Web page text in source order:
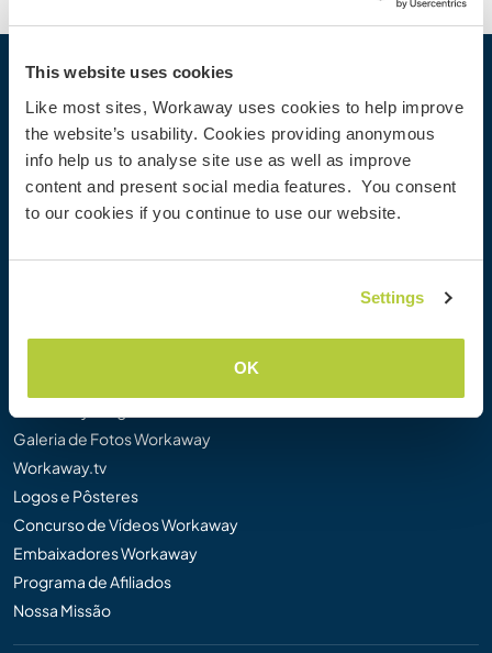
This website uses cookies
Like most sites, Workaway uses cookies to help improve
the website’s usability. Cookies providing anonymous
info help us to analyse site use as well as improve
content and present social media features. You consent
to our cookies if you continue to use our website.
Settings
OK
Encontrar um anfitrião
Informações para anfitriões
Informações para Workawayers
Cadastrar-se como workawayer
Galeria de Fotos Workaway
Workaway.tv
Logos e Pôsteres
Concurso de Vídeos Workaway
Embaixadores Workaway
Programa de Afiliados
Nossa Missão